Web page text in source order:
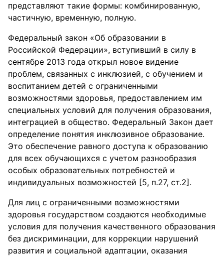
представляют такие формы: комбинированную,
частичную, временную, полную.
Федеральный закон «Об образовании в
Российской Федерации», вступивший в силу в
сентябре 2013 года открыл новое видение
проблем, связанных с инклюзией, с обучением и
воспитанием детей с ограниченными
возможностями здоровья, предоставлением им
специальных условий для получения образования,
интеграцией в общество. Федеральный Закон дает
определение понятия инклюзивное образование.
Это обеспечение равного доступа к образованию
для всех обучающихся с учетом разнообразия
особых образовательных потребностей и
индивидуальных возможностей [5, п.27, ст.2].
Для лиц с ограниченными возможностями
здоровья государством создаются необходимые
условия для получения качественного образования
без дискриминации, для коррекции нарушений
развития и социальной адаптации, оказания